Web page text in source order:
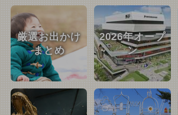
厳選お出かけ
まとめ
2026年オープ
ン